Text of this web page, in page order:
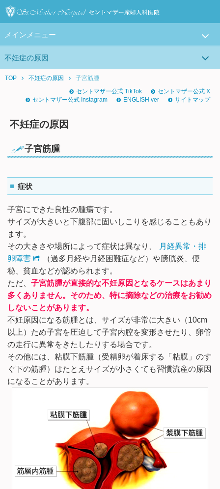
メインメニュー
不妊症の原因
TOP 不妊症の原因
子宮筋腫
セントマザー公式 TikTok
セントマザー公式 X
セントマザー公式 Instagram
ENGLISH ver サイトマップ
不妊症の原因
子宮筋腫
症状
子宮にできた良性の腫瘍です。
サイズが大きいと下腹部に固いしこりを感じることもあり
ます。
その大きさや場所によって症状は異なり、
月経異常・排
卵障害
（過多月経や月経困難症など）や膀胱炎、便
秘、貧血などが認められます。
ただ、 子宮筋腫が直接的な不妊原因となるケースはあまり
多くありません。そのため、特に摘除などの治療をお勧め
しないことがあります。
不妊原因になる筋腫とは、サイズが非常に大きい（10cm
以上）ため子宮を圧迫して子宮内腔を変形させたり、卵管
の走行に異常をきたしたりする場合です。
その他には、粘膜下筋腫（受精卵が着床する「粘膜」のす
ぐ下の筋腫）はたとえサイズが小さくても習慣流産の原因
になることがあります。